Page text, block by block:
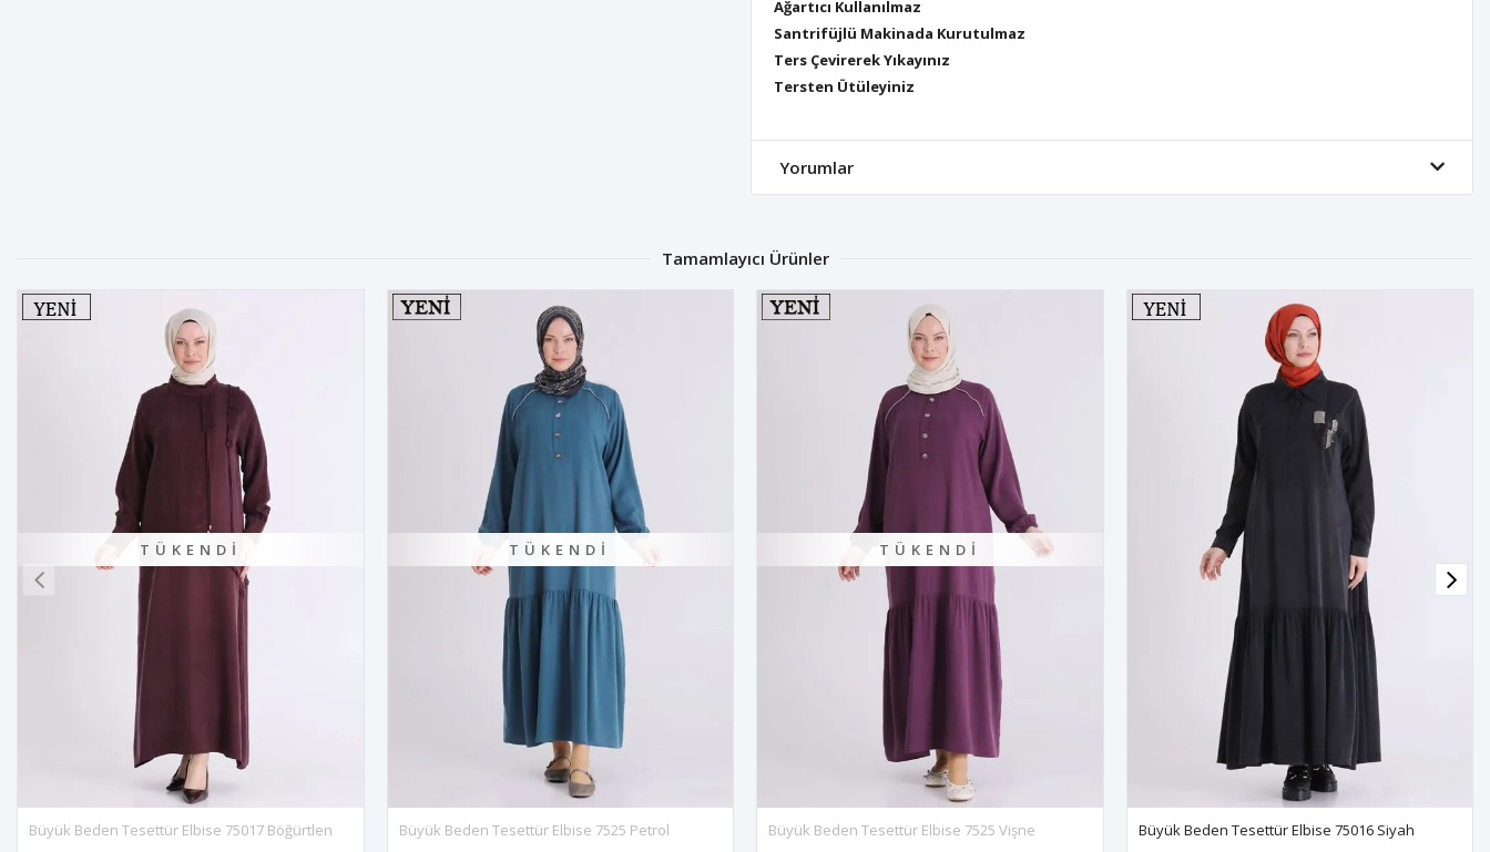
Ağartıcı Kullanılmaz
Santrifüjlü Makinada Kurutulmaz
Ters Çevirerek Yıkayınız
Tersten Ütüleyiniz
Yorumlar
Tamamlayıcı Ürünler
Böğürtlen Büyük Beden Tesettür Elbise 7525 Petrol Büyük Beden Tesettür Elbise 7525 Vişne Büyük Beden Tesettür Elbise 75016 Siyah Büyük Beden Tesettür Elbise